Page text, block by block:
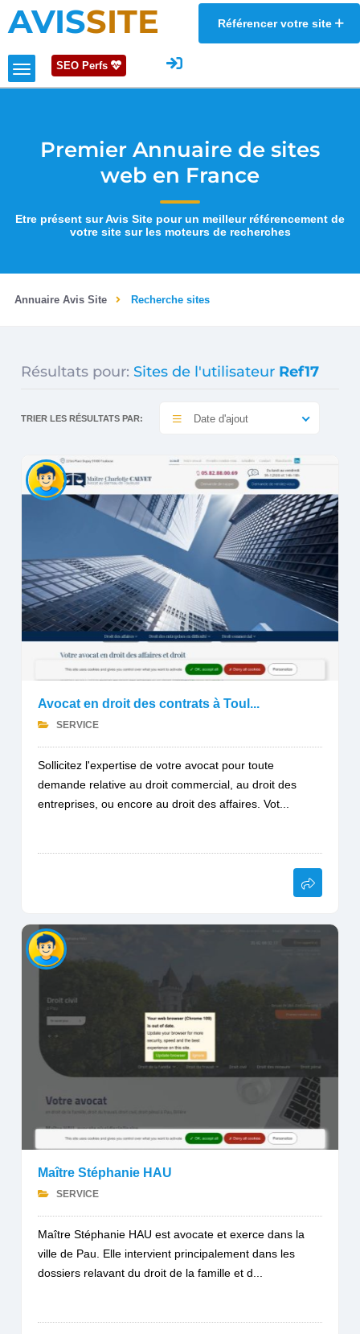
AVISSITE Référencer votre site
SEO Perfs
Premier Annuaire de sites
web en France
Etre présent sur Avis Site pour un meilleur référencement de
votre site sur les moteurs de recherches
Annuaire Avis Site Recherche sites
Résultats pour: Sites de l'utilisateur Ref17
TRIER LES RÉSULTATS PAR: Date d'ajout
Avocat en droit des contrats à Toul...
SERVICE
Sollicitez l'expertise de votre avocat pour toute
demande relative au droit commercial, au droit des
entreprises, ou encore au droit des affaires. Vot...
Maître Stéphanie HAU
SERVICE
Maître Stéphanie HAU est avocate et exerce dans la
ville de Pau. Elle intervient principalement dans les
dossiers relavant du droit de la famille et d...